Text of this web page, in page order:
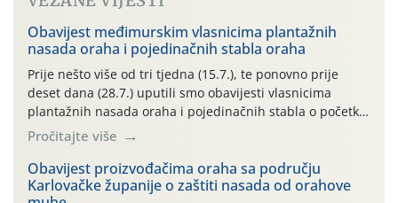
Obavijest međimurskim vlasnicima plantažnih
nasada oraha i pojedinačnih stabla oraha
Prije nešto više od tri tjedna (15.7.), te ponovno prije
deset dana (28.7.) uputili smo obavijesti vlasnicima
plantažnih nasada oraha i pojedinačnih stabla o početku
leta i ovogodišnjoj potrebi usmjerenog suzbijanja
orahove muhe (Rhagoletis completa)! Već dvanaest dana
traje drugi ovogodišnji “toplinski udar”, koji naročito
izražen zadnja šest dana (31.7.-05.8.), jer najviše
Pročitajte više
Obavijest proizvođačima oraha sa području
Karlovačke županije o zaštiti nasada od orahove